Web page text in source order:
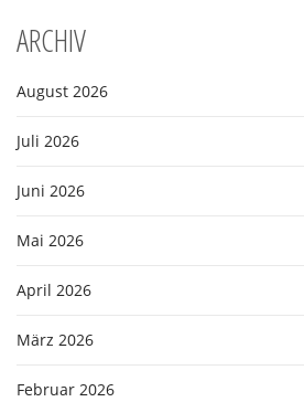
ARCHIV
August 2026
Juli 2026
Juni 2026
Mai 2026
April 2026
März 2026
Februar 2026